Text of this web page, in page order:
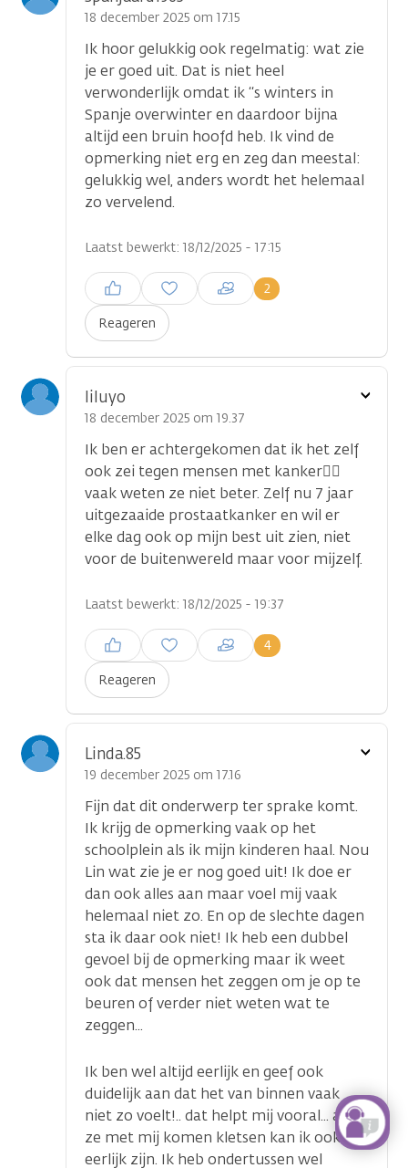
18 december 2025 om 17.15
Ik hoor gelukkig ook regelmatig: wat zie
je er goed uit. Dat is niet heel
verwonderlijk omdat ik ‘‘s winters in
Spanje overwinter en daardoor bijna
altijd een bruin hoofd heb. Ik vind de
opmerking niet erg en zeg dan meestal:
gelukkig wel, anders wordt het helemaal
zo vervelend.
Laatst bewerkt: 18/12/2025 - 17:15
Reageren
2
Inloggen om een reactie te
plaatsen
liluyo
18 december 2025 om 19.37
Ik ben er achtergekomen dat ik het zelf
ook zei tegen mensen met kanker🤷‍♂️
vaak weten ze niet beter. Zelf nu 7 jaar
uitgezaaide prostaatkanker en wil er
elke dag ook op mijn best uit zien, niet
voor de buitenwereld maar voor mijzelf.
Laatst bewerkt: 18/12/2025 - 19:37
Reageren
4
Inloggen om een reactie te
plaatsen
Toon
Linda.85
19 december 2025 om 17.16
Fijn dat dit onderwerp ter sprake komt.
Ik krijg de opmerking vaak op het
schoolplein als ik mijn kinderen haal. Nou
Lin wat zie je er nog goed uit! Ik doe er
dan ook alles aan maar voel mij vaak
helemaal niet zo. En op de slechte dagen
sta ik daar ook niet! Ik heb een dubbel
gevoel bij de opmerking maar ik weet
ook dat mensen het zeggen om je op te
beuren of verder niet weten wat te
zeggen...
Ik ben wel altijd eerlijk en geef ook
duidelijk aan dat het van binnen vaak
niet zo voelt!.. dat helpt mij vooral... als
ze met mij komen kletsen kan ik ook
eerlijk zijn. Ik heb ondertussen wel
Toon